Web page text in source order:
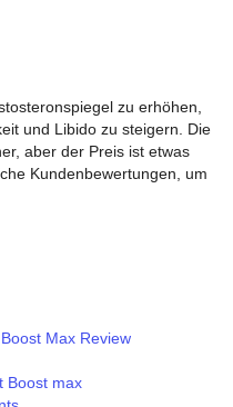
zu erhöhen,
und Libido zu steigern. Die
aber der Preis ist etwas
Kundenbewertungen, um
Max Review
Boost max